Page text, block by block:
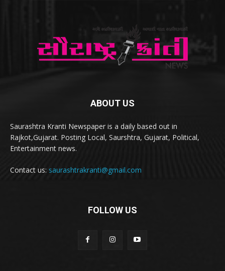
ABOUT US
Saurashtra Kranti Newspaper is a daily based out in
Rajkot,Gujarat. Posting Local, Saurshtra, Gujarat, Political,
Entertainment news.
Contact us: saurashtrakranti@gmail.com
FOLLOW US